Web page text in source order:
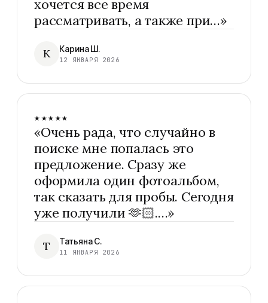
хочется все время
рассматривать, а также при…»
К Карина Ш.
12 ЯНВАРЯ 2026
★★★★★
«Очень рада, что случайно в
поиске мне попалась это
предложение. Сразу же
оформила один фотоальбом,
так сказать для пробы. Сегодня
уже получили 🫶🏻.…»
Т Татьяна С.
11 ЯНВАРЯ 2026